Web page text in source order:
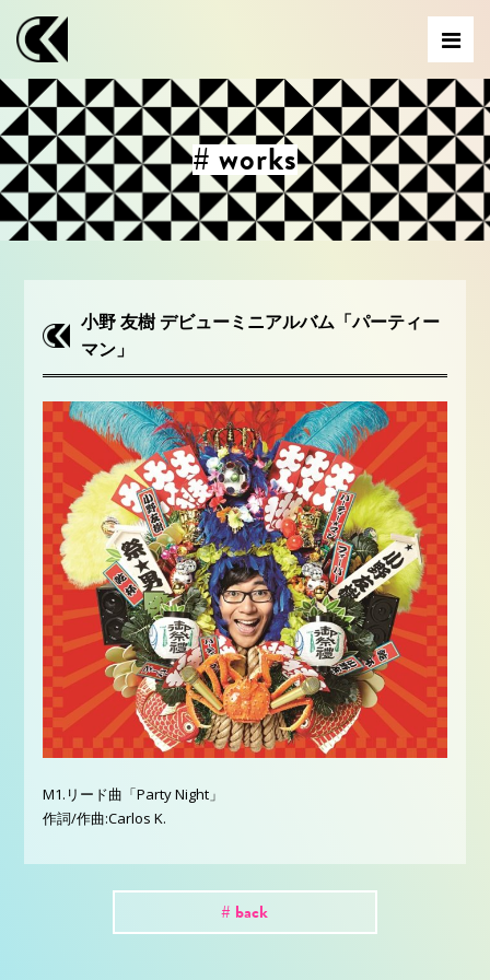
# works
小野 友樹 デビューミニアルバム「パーティー
マン」
M1.リード曲「Party Night」
作詞/作曲:Carlos K.
# back